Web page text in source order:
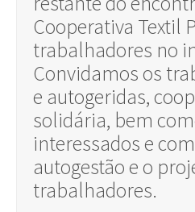
Cooperativa Textil
trabalhadores no
Convidamos os
e autogeridas,
solidária, bem
interessados e
autogestão e o
trabalhadores.